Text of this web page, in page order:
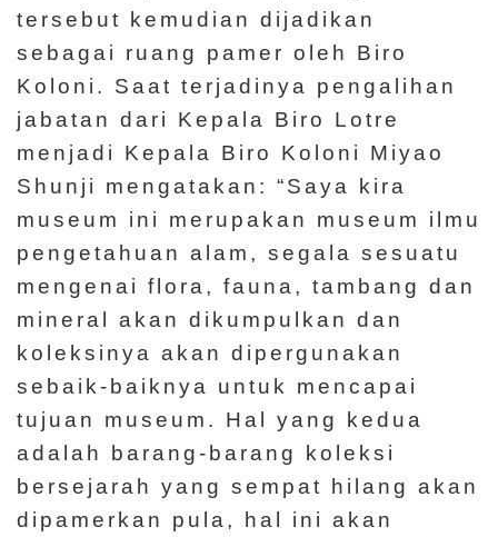
i
P
e
m
b
e
l
a
j
a
r
a
tersebut kemudian dijadikan
sebagai ruang pamer oleh Biro
Koloni. Saat terjadinya pengalihan
jabatan dari Kepala Biro Lotre
menjadi Kepala Biro Koloni Miyao
Shunji mengatakan: “Saya kira
museum ini merupakan museum ilmu
pengetahuan alam, segala sesuatu
mengenai flora, fauna, tambang dan
mineral akan dikumpulkan dan
koleksinya akan dipergunakan
sebaik-baiknya untuk mencapai
tujuan museum. Hal yang kedua
adalah barang-barang koleksi
bersejarah yang sempat hilang akan
dipamerkan pula, hal ini akan